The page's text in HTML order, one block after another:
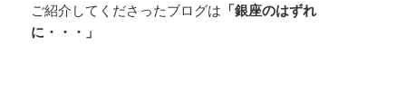
ご紹介してくださったブログは 「銀座のはずれ
に・・・」